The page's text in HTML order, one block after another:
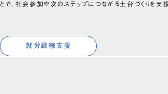
とで、社会参加や次のステップにつながる土台づくりを支援
就労継続支援